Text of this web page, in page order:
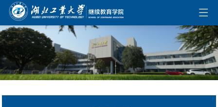
伟德国际(bevictor)官方网站-源自英国始于1946